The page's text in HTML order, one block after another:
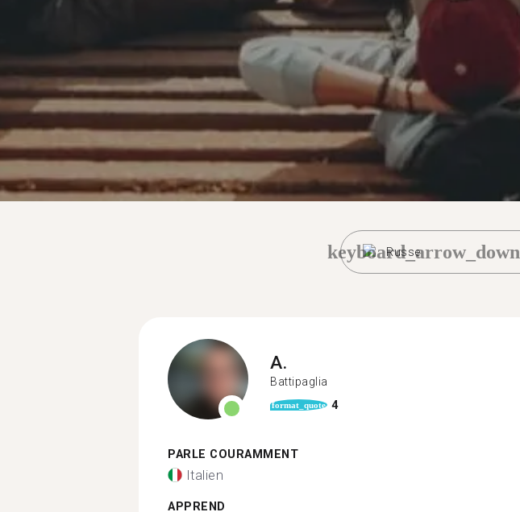
Russe
keyboard_arrow_down
A.
Battipaglia
format_quote 4
PARLE COURAMMENT
Italien
APPREND